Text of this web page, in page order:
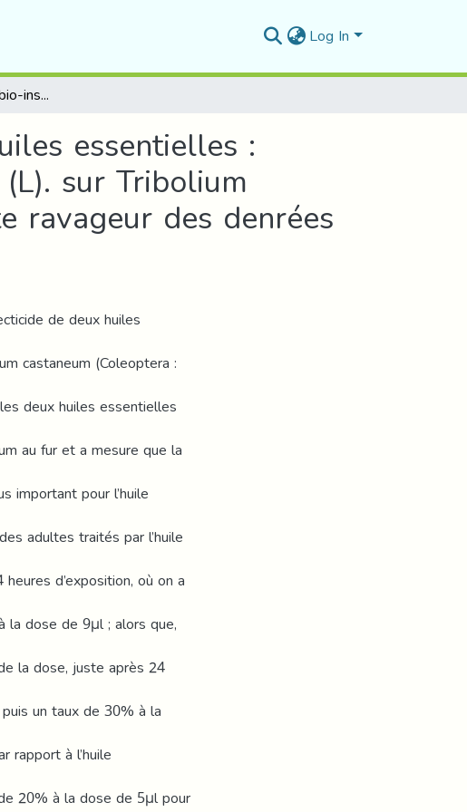
Log In
Évaluation de l’effet bio-insecticide de deux huiles essentielles : Eucalyptus globulus (L). et Ocimum basilicum (L). sur Tribolium castaneum (Coleoptera : Tenebrionidae) insecte ravageur des denrées stockées.
essentielles :
sur Tribolium
ravageur des denrées
de deux huiles
castaneum (Coleoptera :
deux huiles essentielles
au fur et a mesure que la
important pour l’huile
adultes traités par l’huile
d’exposition, où on a
la dose de 9μl ; alors que,
la dose, juste après 24
un taux de 30% à la
rapport à l’huile
20% à la dose de 5μl pour